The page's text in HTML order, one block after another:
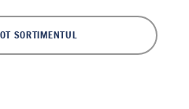
SORTIMENTUL